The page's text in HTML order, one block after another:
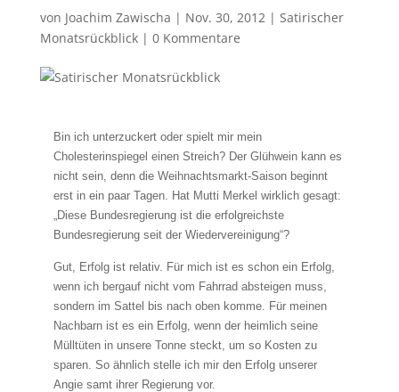
von Joachim Zawischa | Nov. 30, 2012| Satirischer
Monatsrückblick| 0 Kommentare
Bin ich unterzuckert oder spielt mir mein
Cholesterinspiegel einen Streich? Der Glühwein kann es
nicht sein, denn die Weihnachtsmarkt-Saison beginnt
erst in ein paar Tagen. Hat Mutti Merkel wirklich gesagt:
„Diese Bundesregierung ist die erfolgreichste
Bundesregierung seit der Wiedervereinigung“?
Gut, Erfolg ist relativ. Für mich ist es schon ein Erfolg,
wenn ich bergauf nicht vom Fahrrad absteigen muss,
sondern im Sattel bis nach oben komme. Für meinen
Nachbarn ist es ein Erfolg, wenn der heimlich seine
Mülltüten in unsere Tonne steckt, um so Kosten zu
sparen. So ähnlich stelle ich mir den Erfolg unserer
Angie samt ihrer Regierung vor.